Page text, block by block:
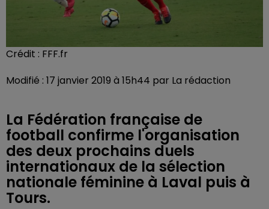
Crédit : FFF.fr
Modifié : 17 janvier 2019 à 15h44 par La rédaction
La Fédération française de
football confirme l'organisation
des deux prochains duels
internationaux de la sélection
nationale féminine à Laval puis à
Tours.